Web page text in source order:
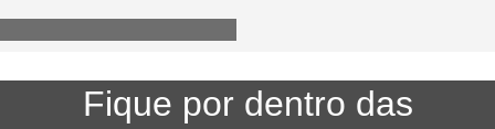
Fique por dentro das